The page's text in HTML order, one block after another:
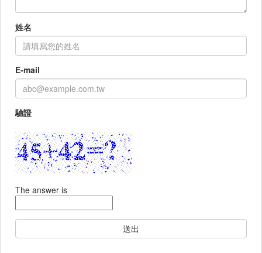
姓名
E-mail
驗證
The answer is